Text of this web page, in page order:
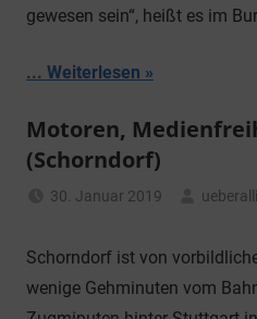
gewesen sein“, heißt es im
... Weiterlesen
Motoren,
(Schorndorf)
30. Januar 2019
Schorndorf ist von
wenige Gehminuten vom